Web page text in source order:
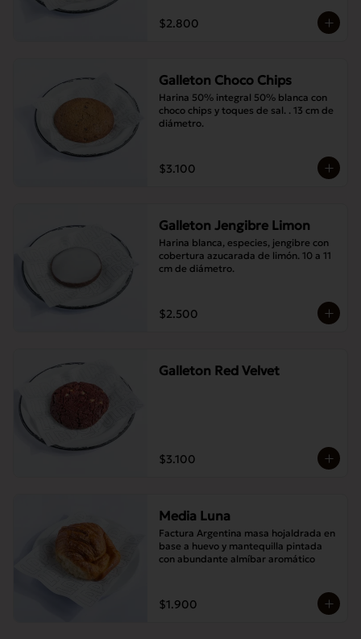
$2.800
Galleton Choco Chips
Harina 50% integral 50% blanca con
choco chips y toques de sal. . 13 cm de
diámetro.
$3.100
Galleton Jengibre Limon
Harina blanca, especies, jengibre con
cobertura azucarada de limón. 10 a 11
cm de diámetro.
$2.500
Galleton Red Velvet
$3.100
Media Luna
Factura Argentina masa hojaldrada en
base a huevo y mantequilla pintada
con abundante almíbar aromático
$1.900